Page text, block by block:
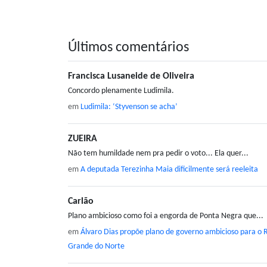
Últimos comentários
Francisca Lusaneide de Oliveira
Concordo plenamente Ludimila.
em Ludimila: ‘Styvenson se acha’
ZUEIRA
Não tem humildade nem pra pedir o voto... Ela quer...
em A deputada Terezinha Maia dificilmente será reeleita
Carlão
Plano ambicioso como foi a engorda de Ponta Negra que...
em Álvaro Dias propõe plano de governo ambicioso para o
Grande do Norte